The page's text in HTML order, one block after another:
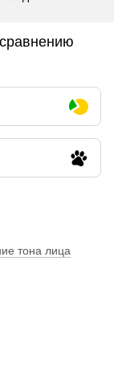
тона лица